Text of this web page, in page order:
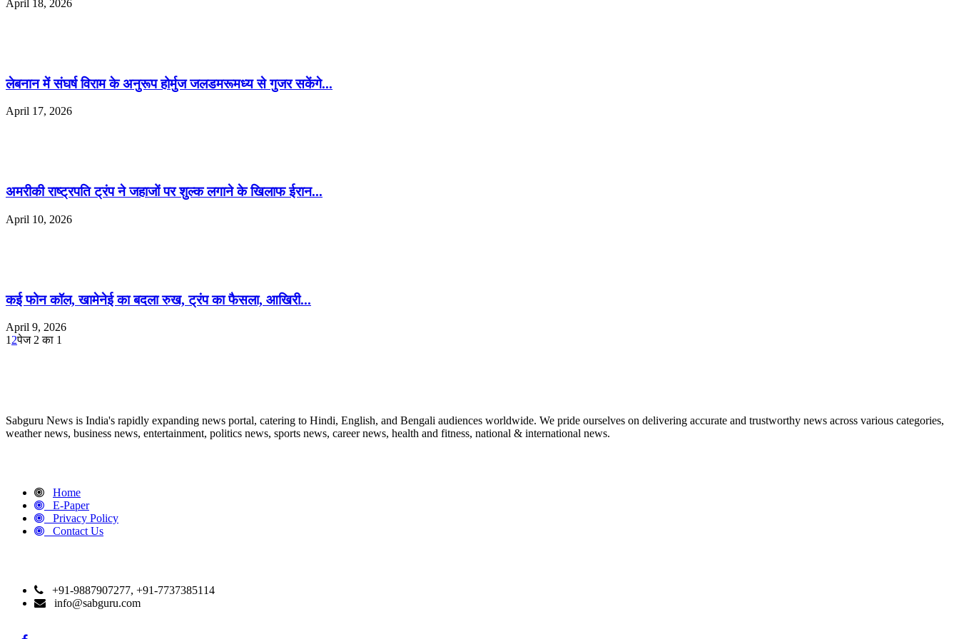
April 18, 2026
लेबनान में संघर्ष विराम के अनुरूप होर्मुज जलडमरूमध्य से गुजर सकेंगे...
April 17, 2026
अमरीकी राष्ट्रपति ट्रंप ने जहाजों पर शुल्क लगाने के खिलाफ ईरान...
April 10, 2026
कई फोन कॉल, खामेनेई का बदला रुख, ट्रंप का फैसला, आखिरी...
April 9, 2026
1 2पेज 2 का 1
Sabguru News is India's rapidly expanding news portal, catering to Hindi, English, and Bengali audiences worldwide. We pride ourselves on delivering accurate and trustworthy news across various categories,
weather news, business news, entertainment, politics news, sports news, career news, health and fitness, national & international news.
Home
E-Paper
Privacy Policy
Contact Us
+91-9887907277, +91-7737385114
info@sabguru.com